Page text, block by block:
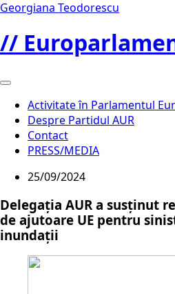
Georgiana Teodorescu
//
Activitate în Parlamentul
Despre Partidul AUR
Contact
PRESS/MEDIA
25/09/2024
Delegația AUR a susținut
de ajutoare UE pentru
inundații